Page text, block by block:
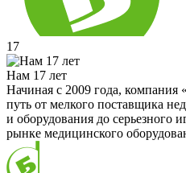
17
Нам 17 лет
Начиная с 2009 года,
путь от мелкого поставщика
и оборудования до серьезного
рынке медицинского